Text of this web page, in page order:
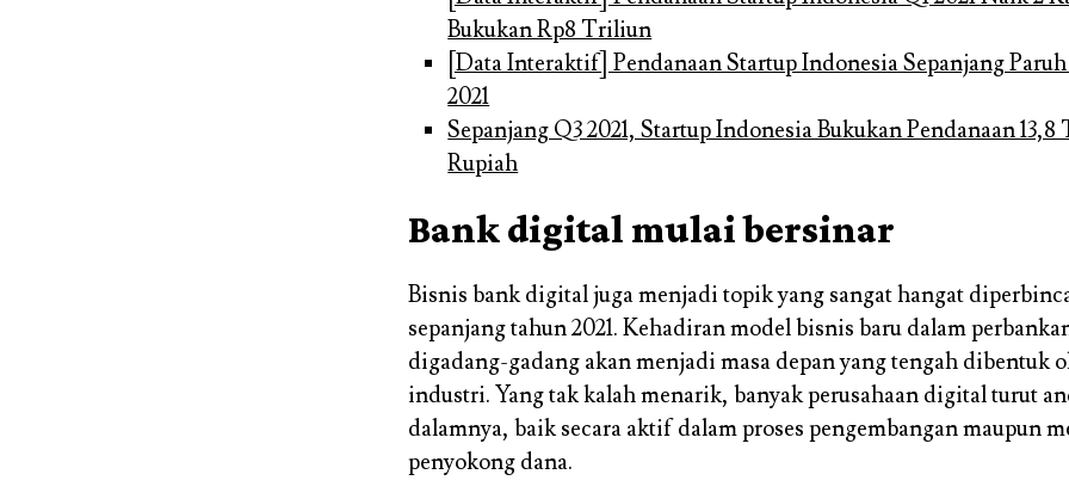
Bukukan Rp8 Triliun
[Data Interaktif] Pendanaan Startup Indonesia Sepanjang
2021
Sepanjang Q3 2021, Startup Indonesia Bukukan Pendanaan
Rupiah
Bank digital mulai bersinar
Bisnis bank digital juga menjadi topik yang sangat hangat
sepanjang tahun 2021. Kehadiran model bisnis baru dalam
digadang-gadang akan menjadi masa depan yang tengah dibentuk
industri. Yang tak kalah menarik, banyak perusahaan digital turut
dalamnya, baik secara aktif dalam proses pengembangan maupun
penyokong dana.